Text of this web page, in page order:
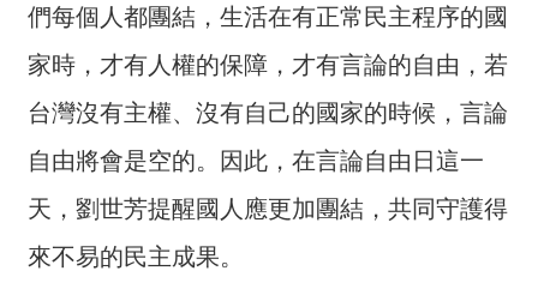
務
互
交
流
回
頁
們每個人都團結，生活在有正常民主程序的國
家時，才有人權的保障，才有言論的自由，若
台灣沒有主權、沒有自己的國家的時候，言論
自由將會是空的。因此，在言論自由日這一
天，劉世芳提醒國人應更加團結，共同守護得
來不易的民主成果。